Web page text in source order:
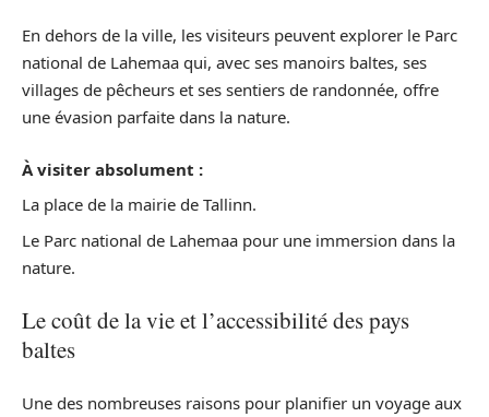
En dehors de la ville, les visiteurs peuvent explorer le Parc
national de Lahemaa qui, avec ses manoirs baltes, ses
villages de pêcheurs et ses sentiers de randonnée, offre
une évasion parfaite dans la nature.
À visiter absolument :
La place de la mairie de Tallinn.
Le Parc national de Lahemaa pour une immersion dans la
nature.
Le coût de la vie et l’accessibilité des pays
baltes
Une des nombreuses raisons pour planifier un voyage aux